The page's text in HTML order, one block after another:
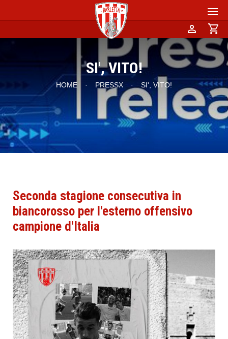
person shopping_cart
SI', VITO!
HOME · PRESSX · SI', VITO!
Seconda stagione consecutiva in
biancorosso per l'esterno offensivo
campione d'Italia